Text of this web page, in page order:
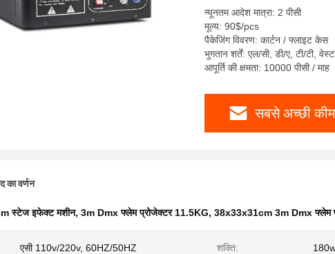
न्यूनतम आदेश मात्रा: 2 पीसी
मूल्य: 90$/pcs
पैकेजिंग विवरण: कार्टन / फ्लाइट केस
भुगतान शर्तें: एल/सी, डी/ए, टी/टी,
आपूर्ति की क्षमता: 10000 पीसी / माह
सबसे अच्छी
का वर्णन
स्टेज इफेक्ट मशीन, 3m Dmx फ्लेम प्रोजेक्टर 11.5KG, 38x33x31cm 3m Dmx फ्लेम
एसी 110v/220v, 60HZ/50HZ शक्ति: